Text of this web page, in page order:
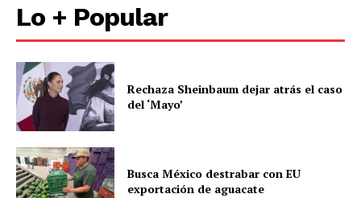
Nosotros
Contacto
Política de privacidad
Políticas del Sitio
Información Propietaria / Financiación
Lo + Popular
Rechaza Sheinbaum dejar atrás el caso
del ‘Mayo’
Busca México destrabar con EU
exportación de aguacate